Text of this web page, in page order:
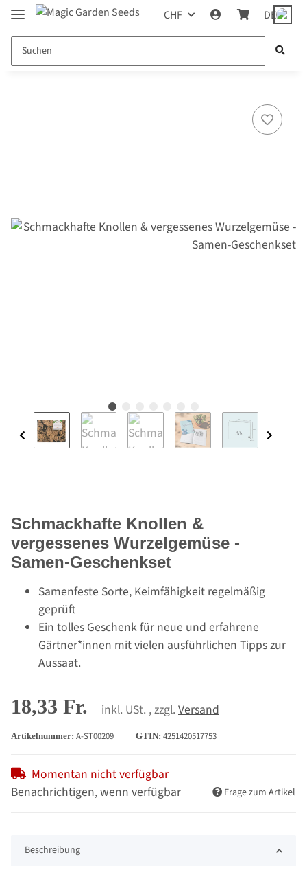
CHF DE
Schmackhafte Knollen &
vergessenes Wurzelgemüse -
Samen-Geschenkset
Samenfeste Sorte, Keimfähigkeit regelmäßig
geprüft
Ein tolles Geschenk für neue und erfahrene
Gärtner*innen mit vielen ausführlichen Tipps zur
Aussaat.
18,33 Fr. inkl. USt. , zzgl. Versand
Artikelnummer: A-ST00209 GTIN: 4251420517753
Momentan nicht verfügbar
Benachrichtigen, wenn verfügbar
Frage zum Artikel
Beschreibung